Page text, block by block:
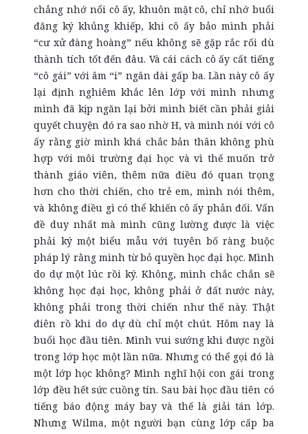
chẳng nhớ nổi cô ấy, khuôn mặt cô, chỉ nhớ buổi
đăng ký khủng khiếp, khi cô ấy bảo mình phải
“cư xử đàng hoàng” nếu không sẽ gặp rắc rối dù
thành tích tốt đến đâu. Và cái cách cô ấy cất tiếng
“cô gái” với âm “i” ngân dài gấp ba. Lần này cô ấy
lại định nghiêm khắc lên lớp với mình nhưng
mình đã kịp ngăn lại bởi mình biết cần phải giải
quyết chuyện đó ra sao nhờ H, và mình nói với cô
ấy rằng giờ mình khá chắc bản thân không phù
hợp với môi trường đại học và vì thế muốn trở
thành giáo viên, thêm nữa điều đó quan trọng
hơn cho thời chiến, cho trẻ em, mình nói thêm,
và không điều gì có thể khiến cô ấy phản đối. Vấn
đề duy nhất mà mình cũng lường được là việc
phải ký một biểu mẫu với tuyên bố ràng buộc
pháp lý rằng mình từ bỏ quyền học đại học. Mình
do dự một lúc rồi ký. Không, mình chắc chắn sẽ
không học đại học, không phải ở đất nước này,
không phải trong thời chiến như thế này. Thật
điên rồ khi do dự dù chỉ một chút. Hôm nay là
buổi học đầu tiên. Mình vui sướng khi được ngồi
trong lớp học một lần nữa. Nhưng có thể gọi đó là
một lớp học không? Mình nghĩ hội con gái trong
lớp đều hết sức cuồng tín. Sau bài học đầu tiên có
tiếng báo động máy bay và thế là giải tán lớp.
Nhưng Wilma, một người bạn cùng lớp cấp ba